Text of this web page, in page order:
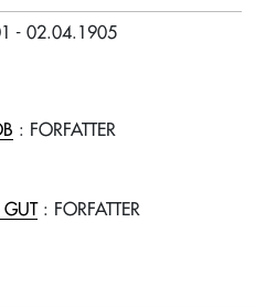
- 02.04.1905
: FORFATTER
GUT: FORFATTER